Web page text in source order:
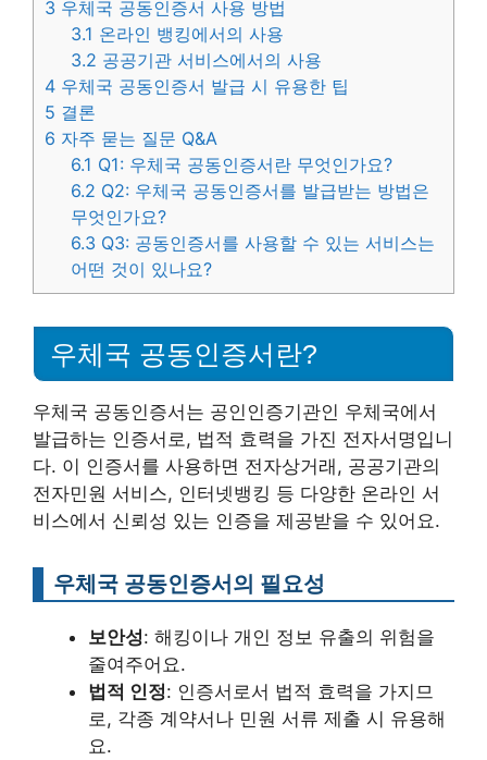
3 우체국 공동인증서 사용 방법
3.1 온라인 뱅킹에서의 사용
3.2 공공기관 서비스에서의 사용
4 우체국 공동인증서 발급 시 유용한 팁
5 결론
6 자주 묻는 질문 Q&A
6.1 Q1: 우체국 공동인증서란 무엇인가요?
6.2 Q2: 우체국 공동인증서를 발급받는 방법은
무엇인가요?
6.3 Q3: 공동인증서를 사용할 수 있는 서비스는
어떤 것이 있나요?
우체국 공동인증서란?
우체국 공동인증서는 공인인증기관인 우체국에서
발급하는 인증서로, 법적 효력을 가진 전자서명입니
다. 이 인증서를 사용하면 전자상거래, 공공기관의
전자민원 서비스, 인터넷뱅킹 등 다양한 온라인 서
비스에서 신뢰성 있는 인증을 제공받을 수 있어요.
우체국 공동인증서의 필요성
보안성: 해킹이나 개인 정보 유출의 위험을
줄여주어요.
법적 인정: 인증서로서 법적 효력을 가지므
로, 각종 계약서나 민원 서류 제출 시 유용해
요.